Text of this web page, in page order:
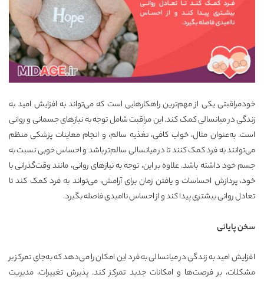
خودمراقبتی یکی از مهم‌ترین راهکارهایی است که می‌تواند به افزایش امید به
زندگی در میانسالی کمک کند. این مراقبت شامل توجه به نیازهای جسمانی و روانی
است. به‌عنوان مثال، خواب کافی، تغذیه سالم، و انجام معاینات پزشکی منظم
می‌توانند به فرد کمک کنند تا در میانسالی سالم‌تر باشد و احساس خوبی نسبت به
جسم خود داشته باشد. علاوه بر این، توجه به نیازهای روانی، مانند وقت‌گذرانی با
خود، پردازش احساسات و یافتن زمان برای آرامش، می‌تواند به فرد کمک کند تا
تعادل روانی بیشتری پیدا کند و از احساس ناامیدی فاصله بگیرد.
سخن پایانی
افزایش امید به زندگی در میانسالی به فرد این امکان را می‌دهد که به‌جای تمرکز بر
مشکلات، بر فرصت‌ها و امکانات جدید تمرکز کند. پذیرش تغییرات، مدیریت